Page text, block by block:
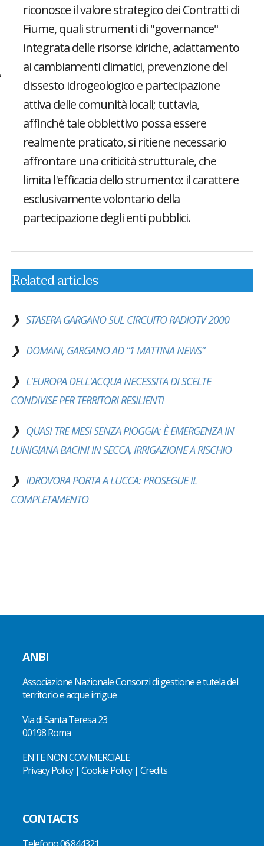
riconosce il valore strategico dei Contratti di
Fiume, quali strumenti di "governance"
integrata delle risorse idriche, adattamento
ai cambiamenti climatici, prevenzione del
dissesto idrogeologico e partecipazione
attiva delle comunità locali; tuttavia,
affinché tale obbiettivo possa essere
realmente praticato, si ritiene necessario
affrontare una criticità strutturale, che
limita l'efficacia dello strumento: il carattere
esclusivamente volontario della
partecipazione degli enti pubblici.
Related articles
STASERA GARGANO SUL CIRCUITO RADIOTV 2000
DOMANI, GARGANO AD “1 MATTINA NEWS”
L'EUROPA DELL'ACQUA NECESSITA DI SCELTE
CONDIVISE PER TERRITORI RESILIENTI
QUASI TRE MESI SENZA PIOGGIA: È EMERGENZA IN
LUNIGIANA BACINI IN SECCA, IRRIGAZIONE A RISCHIO
IDROVORA PORTA A LUCCA: PROSEGUE IL
COMPLETAMENTO
ANBI
Associazione Nazionale Consorzi di gestione e tutela del
territorio e acque irrigue
Via di Santa Teresa 23
00198 Roma
ENTE NON COMMERCIALE
Privacy Policy| Cookie Policy| Credits
CONTACTS